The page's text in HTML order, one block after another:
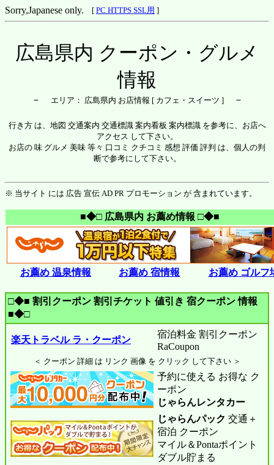
Sorry,Japanese only. [ PC HTTPS SSL用 ]
広島県内 クーポン・グルメ
情報
－ エリア： 広島県内 お店情報 [ カフェ・スイーツ ]－
行き方 は、地図 交通案内 交通標識 案内看板 案内標識 を参考に、お店へ
アクセス して下さい。
お店の 味 グルメ 美味 等々 口コミ クチコミ 感想 評価 評判 は、個人の判
断で参考にして下さい。
※ 当サイト には 広告 宣伝 AD PR プロモーション が 含まれています。
■◆□ 広島県内 お薦め情報 □◆■
お薦め 温泉情報 お薦め 宿情報 お薦め ゴルフ
□◆■ 割引クーポン 割引チケット 値引き 宿クーポン 情報
■◆□
楽天トラベル ラ・クーポン
宿泊料金 割引クーポン
RaCoupon
＜ クーポン 詳細 は リンク 画像 を クリック して下さい ＞
予約に使える お得な ク
ーポン
じゃらんレンタカー
じゃらんパック 交通＋
宿泊 クーポン
マイル＆Pontaポイント
ダブル貯まる